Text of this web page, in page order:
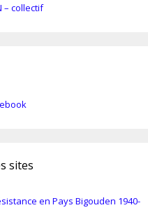
– collectif
sites
en Pays Bigouden 1940-